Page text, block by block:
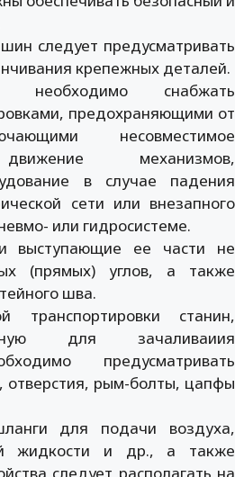
следует предусматривать
крепежных деталей.
необходимо снабжать
предохраняющими от
несовместимое
механизмов,
в случае падения
сети или внезапного
или гидросистеме.
выступающие ее части не
(прямых) углов, а также
шва.
транспортировки станин,
для зачаливаиия
предусматривать
отверстия, рым-болты, цапфы
для подачи воздуха,
жидкости и др., а также